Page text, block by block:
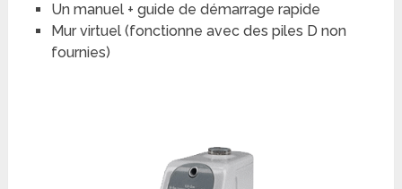
Un manuel + guide de démarrage rapide
Mur virtuel (fonctionne avec des piles D non
fournies)